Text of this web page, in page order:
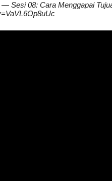
Sesi 08: Cara Menggapai